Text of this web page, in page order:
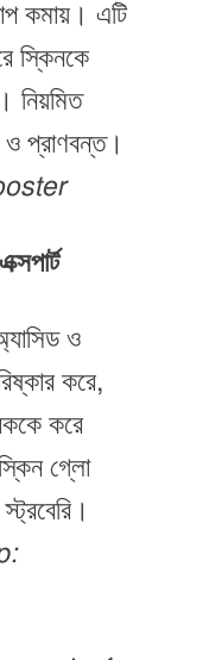
কমায়। এটি
স্কিনকে
নিয়মিত
ও প্রাণবন্ত।
ও
করে,
করে
গ্লো